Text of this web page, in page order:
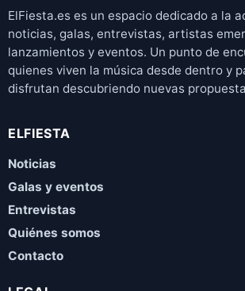
ElFiesta.es es un espacio dedicado a la
noticias, galas, entrevistas, artistas
lanzamientos y eventos. Un punto de
quienes viven la música desde dentro y
disfrutan descubriendo nuevas
ELFIESTA
Noticias
Galas y eventos
Entrevistas
Quiénes somos
Contacto